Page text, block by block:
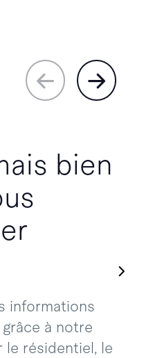
bien
informations
à notre
le résidentiel, le